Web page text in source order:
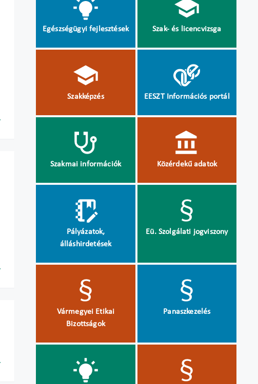
Egészségügyi fejlesztések Szak- és licencvizsga
Szakképzés EESZT Információs portál
Szakmai információk Közérdekű adatok
Pályázatok,
álláshirdetések
Eü. Szolgálati jogviszony
Vármegyei Etikai
Bizottságok
Panaszkezelés